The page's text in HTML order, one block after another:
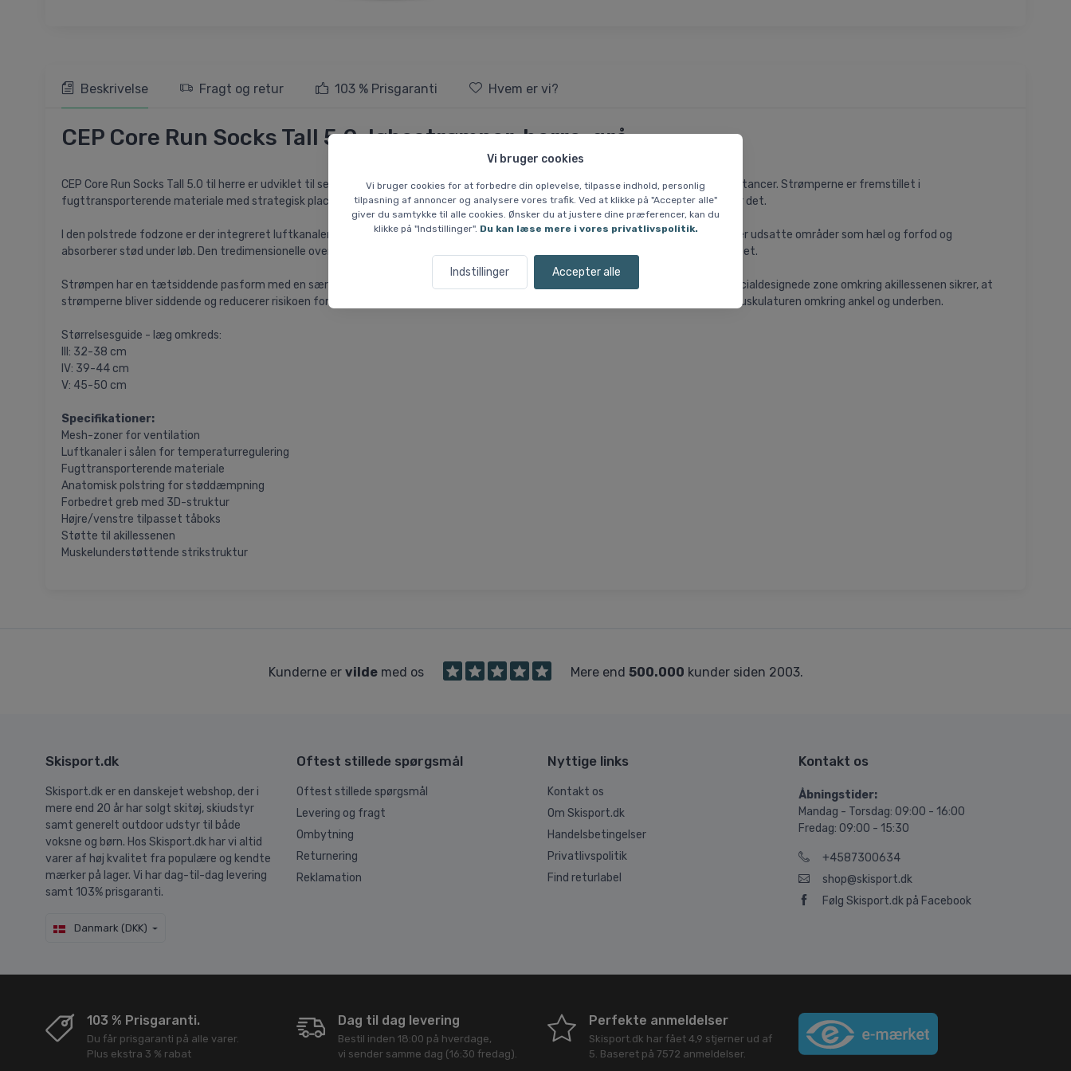
Vi bruger cookies
Vi bruger cookies for at forbedre din oplevelse, tilpasse indhold, personlig
tilpasning af annoncer og analysere vores trafik. Ved at klikke på "Accepter alle"
giver du samtykke til alle cookies. Ønsker du at justere dine præferencer, kan du
klikke på "Indstillinger". Du kan læse mere i vores privatlivspolitik.
Indstillinger Accepter alle
Beskrivelse Fragt og retur 103 % Prisgaranti Hvem er vi?
CEP Core Run Socks Tall 5.0, løbestrømper, herre, grå
CEP Core Run Socks Tall 5.0 til herre er udviklet til seriøse løbere, der ønsker maksimal komfort og ydeevne på både korte og lange distancer. Strømperne er fremstillet i
fugttransporterende materiale med strategisk placerede mesh-zoner, der sørger for effektiv ventilation, hvor der er mest behov for det.
I den polstrede fodzone er der integreret luftkanaler, som optimerer varme- og fugtreguleringen. Den anatomiske polstring beskytter udsatte områder som hæl og forfod og
absorberer stød under løb. Den tredimensionelle overfladestruktur forbedrer grebet i løbeskoen, hvilket sikrer bedre kontrol og stabilitet.
Strømpen har en tætsiddende pasform med en særskilt tåboks til henholdsvis højre og venstre fod, hvilket øger komforten. Den specialdesignede zone omkring akillessenen sikrer, at
strømperne bliver siddende og reducerer risikoen for irritation. Derudover giver den tekniske strikkonstruktion målrettet støtte til muskulaturen omkring ankel og underben.
Størrelsesguide - læg omkreds:
III: 32-38 cm
IV: 39-44 cm
V: 45-50 cm
Specifikationer:
Mesh-zoner for ventilation
Luftkanaler i sålen for temperaturregulering
Fugttransporterende materiale
Anatomisk polstring for støddæmpning
Forbedret greb med 3D-struktur
Højre/venstre tilpasset tåboks
Støtte til akillessenen
Muskelunderstøttende strikstruktur
Kunderne er vildemed os Mere end 500.000 kunder siden 2003.
Skisport.dk
Skisport.dk er en danskejet webshop, der i
mere end 20 år har solgt skitøj, skiudstyr
samt generelt outdoor udstyr til både
voksne og børn. Hos Skisport.dk har vi altid
varer af høj kvalitet fra populære og kendte
mærker på lager. Vi har dag-til-dag levering
samt 103% prisgaranti.
Danmark (DKK)
Oftest stillede spørgsmål
Oftest stillede spørgsmål
Levering og fragt
Ombytning
Returnering
Reklamation
Nyttige links
Kontakt os
Om Skisport.dk
Handelsbetingelser
Privatlivspolitik
Find returlabel
Kontakt os
Åbningstider:
Mandag - Torsdag: 09:00 - 16:00
Fredag: 09:00 - 15:30
+4587300634
shop@skisport.dk
Følg Skisport.dk på Facebook
103 % Prisgaranti.
Du får prisgaranti på alle varer.
Plus ekstra 3 % rabat
Dag til dag levering
Bestil inden 18:00 på hverdage,
vi sender samme dag (16:30 fredag).
Perfekte anmeldelser
Skisport.dk har fået 4,9 stjerner ud af
5 . Baseret på 7572 anmeldelser.